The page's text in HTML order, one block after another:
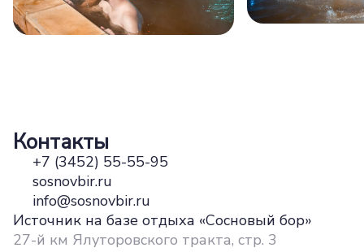
Контакты
+7 (3452) 55-55-95
sosnovbir.ru
info@sosnovbir.ru
Источник на базе отдыха «Сосновый бор»
27-й км Ялуторовского тракта, стр. 3